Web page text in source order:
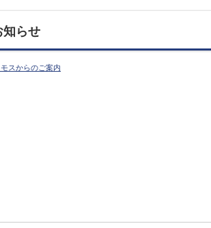
知らせ
モスからのご案内